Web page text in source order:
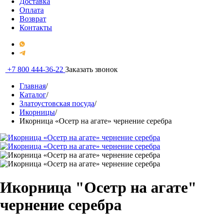
Оплата
Возврат
Контакты
+7 800 444-36-22 Заказать звонок
Главная/
Каталог/
Златоустовская посуда/
Икорницы/
Икорница «Осетр на агате» чернение серебра
Икорница "Осетр на агате"
чернение серебра